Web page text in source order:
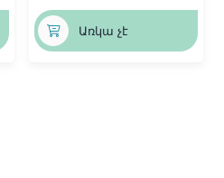
Առկա չէ